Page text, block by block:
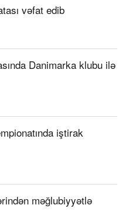
vəfat edib
Danimarka klubu ilə
iştirak
məğlubiyyətlə